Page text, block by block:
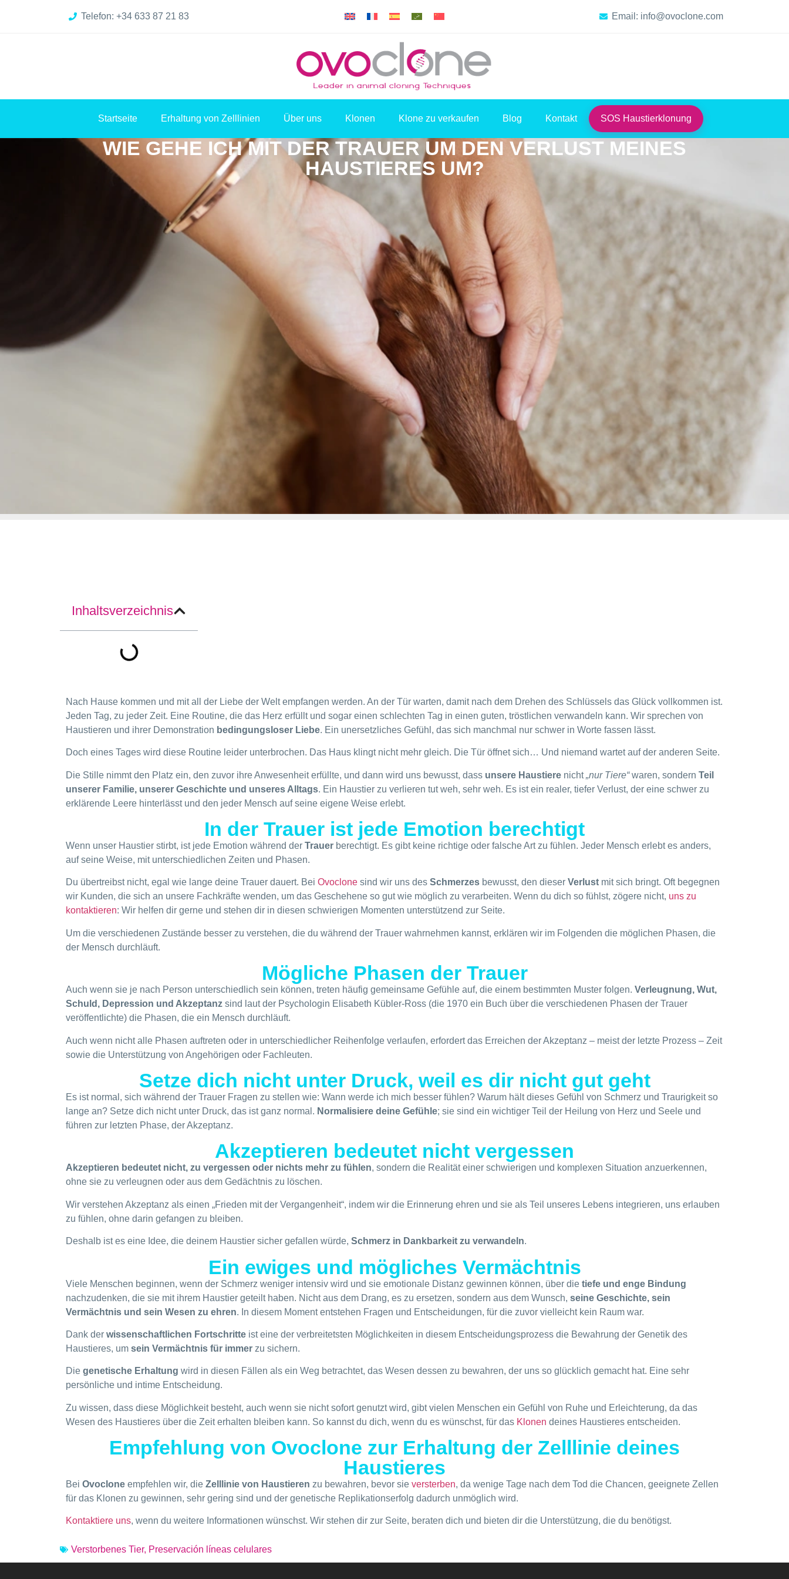
Telefon: +34 633 87 21 83 Email: info@ovoclone.com
Startseite Erhaltung von Zelllinien Über uns Klonen Klone zu verkaufen Blog Kontakt SOS Haustierklonung
WIE GEHE ICH MIT DER TRAUER UM DEN VERLUST MEINES
HAUSTIERES UM?
Inhaltsverzeichnis
Nach Hause kommen und mit all der Liebe der Welt empfangen werden. An der Tür warten, damit nach dem Drehen des Schlüssels das Glück vollkommen ist.
Jeden Tag, zu jeder Zeit. Eine Routine, die das Herz erfüllt und sogar einen schlechten Tag in einen guten, tröstlichen verwandeln kann. Wir sprechen von
Haustieren und ihrer Demonstration bedingungsloser Liebe. Ein unersetzliches Gefühl, das sich manchmal nur schwer in Worte fassen lässt.
Doch eines Tages wird diese Routine leider unterbrochen. Das Haus klingt nicht mehr gleich. Die Tür öffnet sich… Und niemand wartet auf der anderen Seite.
Die Stille nimmt den Platz ein, den zuvor ihre Anwesenheit erfüllte, und dann wird uns bewusst, dass unsere Haustiere nicht„nur Tiere“waren, sondern Teil
unserer Familie, unserer Geschichte und unseres Alltags. Ein Haustier zu verlieren tut weh, sehr weh. Es ist ein realer, tiefer Verlust, der eine schwer zu
erklärende Leere hinterlässt und den jeder Mensch auf seine eigene Weise erlebt.
In der Trauer ist jede Emotion berechtigt
Wenn unser Haustier stirbt, ist jede Emotion während der Trauer berechtigt. Es gibt keine richtige oder falsche Art zu fühlen. Jeder Mensch erlebt es anders,
auf seine Weise, mit unterschiedlichen Zeiten und Phasen.
Du übertreibst nicht, egal wie lange deine Trauer dauert. Bei Ovoclone sind wir uns des Schmerzes bewusst, den dieser Verlust mit sich bringt. Oft begegnen
wir Kunden, die sich an unsere Fachkräfte wenden, um das Geschehene so gut wie möglich zu verarbeiten. Wenn du dich so fühlst, zögere nicht, uns zu
kontaktieren: Wir helfen dir gerne und stehen dir in diesen schwierigen Momenten unterstützend zur Seite.
Um die verschiedenen Zustände besser zu verstehen, die du während der Trauer wahrnehmen kannst, erklären wir im Folgenden die möglichen Phasen, die
der Mensch durchläuft.
Mögliche Phasen der Trauer
Auch wenn sie je nach Person unterschiedlich sein können, treten häufig gemeinsame Gefühle auf, die einem bestimmten Muster folgen. Verleugnung, Wut,
Schuld, Depression und Akzeptanz sind laut der Psychologin Elisabeth Kübler-Ross (die 1970 ein Buch über die verschiedenen Phasen der Trauer
veröffentlichte) die Phasen, die ein Mensch durchläuft.
Auch wenn nicht alle Phasen auftreten oder in unterschiedlicher Reihenfolge verlaufen, erfordert das Erreichen der Akzeptanz – meist der letzte Prozess – Zeit
sowie die Unterstützung von Angehörigen oder Fachleuten.
Setze dich nicht unter Druck, weil es dir nicht gut geht
Es ist normal, sich während der Trauer Fragen zu stellen wie: Wann werde ich mich besser fühlen? Warum hält dieses Gefühl von Schmerz und Traurigkeit so
lange an? Setze dich nicht unter Druck, das ist ganz normal. Normalisiere deine Gefühle; sie sind ein wichtiger Teil der Heilung von Herz und Seele und
führen zur letzten Phase, der Akzeptanz.
Akzeptieren bedeutet nicht vergessen
Akzeptieren bedeutet nicht, zu vergessen oder nichts mehr zu fühlen, sondern die Realität einer schwierigen und komplexen Situation anzuerkennen,
ohne sie zu verleugnen oder aus dem Gedächtnis zu löschen.
Wir verstehen Akzeptanz als einen „Frieden mit der Vergangenheit“, indem wir die Erinnerung ehren und sie als Teil unseres Lebens integrieren, uns erlauben
zu fühlen, ohne darin gefangen zu bleiben.
Deshalb ist es eine Idee, die deinem Haustier sicher gefallen würde, Schmerz in Dankbarkeit zu verwandeln.
Ein ewiges und mögliches Vermächtnis
Viele Menschen beginnen, wenn der Schmerz weniger intensiv wird und sie emotionale Distanz gewinnen können, über die tiefe und enge Bindung
nachzudenken, die sie mit ihrem Haustier geteilt haben. Nicht aus dem Drang, es zu ersetzen, sondern aus dem Wunsch, seine Geschichte, sein
Vermächtnis und sein Wesen zu ehren. In diesem Moment entstehen Fragen und Entscheidungen, für die zuvor vielleicht kein Raum war.
Dank der wissenschaftlichen Fortschritte ist eine der verbreitetsten Möglichkeiten in diesem Entscheidungsprozess die Bewahrung der Genetik des
Haustieres, um sein Vermächtnis für immer zu sichern.
Die genetische Erhaltung wird in diesen Fällen als ein Weg betrachtet, das Wesen dessen zu bewahren, der uns so glücklich gemacht hat. Eine sehr
persönliche und intime Entscheidung.
Zu wissen, dass diese Möglichkeit besteht, auch wenn sie nicht sofort genutzt wird, gibt vielen Menschen ein Gefühl von Ruhe und Erleichterung, da das
Wesen des Haustieres über die Zeit erhalten bleiben kann. So kannst du dich, wenn du es wünschst, für das Klonen deines Haustieres entscheiden.
Empfehlung von Ovoclone zur Erhaltung der Zelllinie deines
Haustieres
Bei Ovoclone empfehlen wir, die Zelllinie von Haustieren zu bewahren, bevor sie versterben, da wenige Tage nach dem Tod die Chancen, geeignete Zellen
für das Klonen zu gewinnen, sehr gering sind und der genetische Replikationserfolg dadurch unmöglich wird.
Kontaktiere uns, wenn du weitere Informationen wünschst. Wir stehen dir zur Seite, beraten dich und bieten dir die Unterstützung, die du benötigst.
Verstorbenes Tier, Preservación líneas celulares